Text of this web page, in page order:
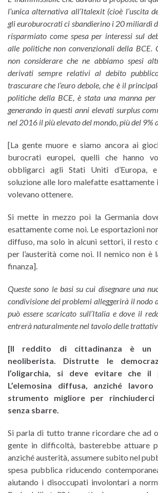
l’unica alternativa all’Italexit (cioè l’uscita
gli euroburocrati ci sbandierino i 20 miliardi
risparmiato come spesa per interessi sul
alle politiche non convenzionali della
non considerare che ne abbiamo spesi
derivati sempre relativi al debito
trascurare che l’euro debole, che è il
politiche della BCE, è stata una manna per
generando in questi anni elevati surplus
nel 2016 il più elevato del mondo, più del 9%
[La gente muore e siamo ancora ai
burocrati europei, quelli che hanno
obbligarci agli Stati Uniti d’Europa,
soluzione alle loro malefatte esattamente
volevano ottenere.
Si mette in mezzo poi la Germania
esattamente come noi. Le esportazioni
diffuso, ma solo in alcuni settori, il resto
per l’austerità come noi. Il nemico non è
finanza].
Queste sono le basi su cui disegnare una
condivisione dei problemi alleggerirà il nodo
può essere scaricato sull’Italia e dove il
entrerà naturalmente nel tavolo delle
[Il reddito di cittadinanza è un
neoliberista. Distrutte le
l’oligarchia, si deve evitare che il
L’elemosina diffusa, anziché
strumento migliore per
senza sbarre.
Si parla di tutto tranne ricordare che ad
gente in difficoltà, basterebbe attuare
anziché austerità, assumere subito nel
spesa pubblica riducendo
aiutando i disoccupati involontari a